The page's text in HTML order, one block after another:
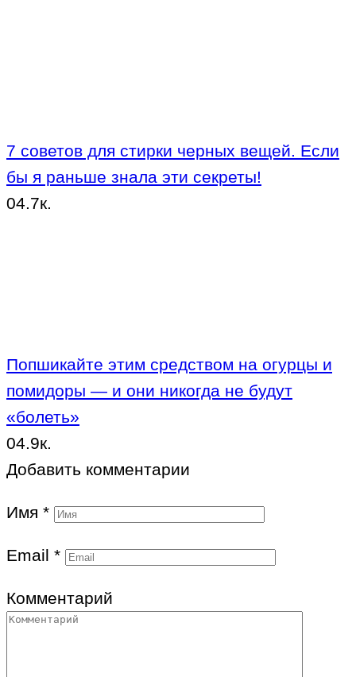
7 советов для стирки черных вещей. Если
бы я раньше знала эти секреты!
04.7к.
Попшикайте этим средством на огурцы и
помидоры — и они никогда не будут
«болеть»
04.9к.
Добавить комментарии
Имя *
Email *
Комментарий